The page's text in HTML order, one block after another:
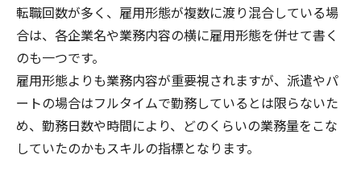
転職回数が多く、雇用形態が複数に渡り混合している場
合は、各企業名や業務内容の横に雇用形態を併せて書く
のも一つです。
雇用形態よりも業務内容が重要視されますが、派遣やパ
ートの場合はフルタイムで勤務しているとは限らないた
め、勤務日数や時間により、どのくらいの業務量をこな
していたのかもスキルの指標となります。